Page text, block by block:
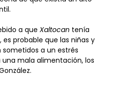
a que Xaltocan tenía
, es probable que las niñas y
sometidos a un estrés
mala alimentación, los